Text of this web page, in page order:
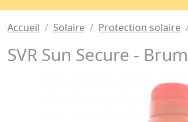
Accueil Solaire Protection solaire
SVR Sun Secure -